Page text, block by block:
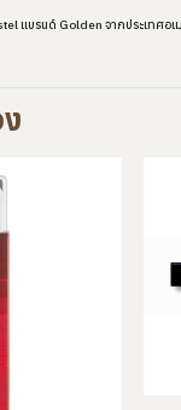
แบรนด์ Golden จากประเทศอ